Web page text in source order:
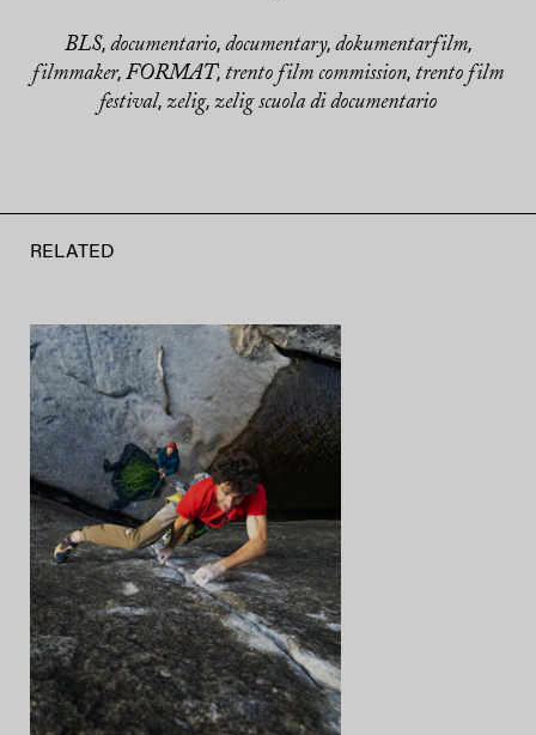
BLS, documentario, documentary, dokumentarfilm,
filmmaker, FORMAT , trento film commission, trento film
festival, zelig, zelig scuola di documentario
RELATED